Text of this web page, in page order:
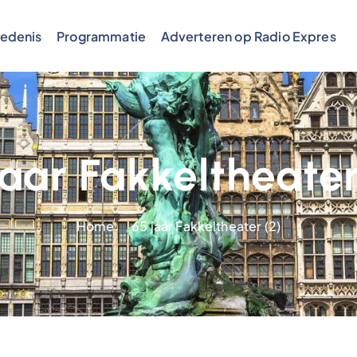
Programmatie Adverteren op Radio Expres
Home 65 jaar Fakkeltheater (2)